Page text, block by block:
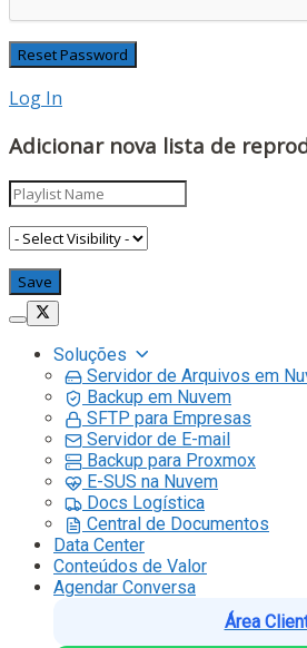
Log In
Adicionar nova lista de
Soluções
Servidor de Arquivos em
Backup em Nuvem
SFTP para Empresas
Servidor de E-mail
Backup para Proxmox
E-SUS na Nuvem
Docs Logística
Central de Documentos
Data Center
Conteúdos de Valor
Agendar Conversa
Área